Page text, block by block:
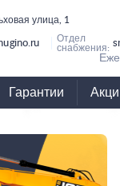
улица, 1
Отдел
снабжения:
Гарантии